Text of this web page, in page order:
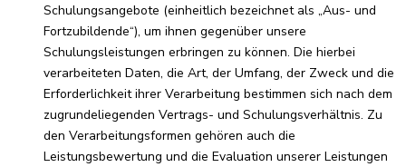
Schulungsangebote (einheitlich bezeichnet als „Aus- und
Fortzubildende“), um ihnen gegenüber unsere
Schulungsleistungen erbringen zu können. Die hierbei
verarbeiteten Daten, die Art, der Umfang, der Zweck und die
Erforderlichkeit ihrer Verarbeitung bestimmen sich nach dem
zugrundeliegenden Vertrags- und Schulungsverhältnis. Zu
den Verarbeitungsformen gehören auch die
Leistungsbewertung und die Evaluation unserer Leistungen